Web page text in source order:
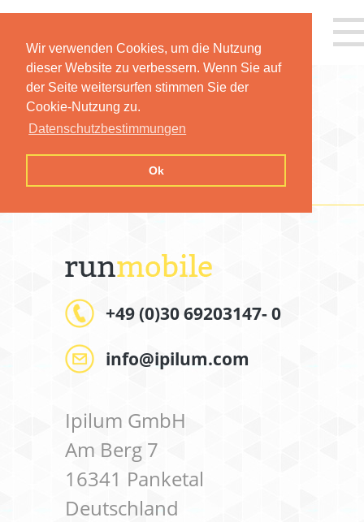
Wir verwenden Cookies, um die Nutzung
dieser Website zu verbessern. Wenn Sie auf
der Seite weitersurfen stimmen Sie der
Cookie-Nutzung zu.
Datenschutzbestimmungen
Ok
IMPRESSUM
+49 (0)30 69203147- 0
info@ipilum.com
Ipilum GmbH
Am Berg 7
16341 Panketal
Deutschland